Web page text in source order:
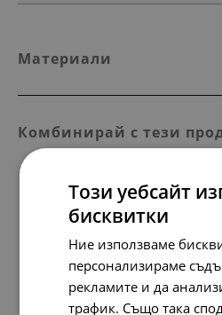
Материали
Комбинирай с тези
Този уебсайт
бисквитки
Ние използваме
персонализираме
рекламите и да
трафик. Също така